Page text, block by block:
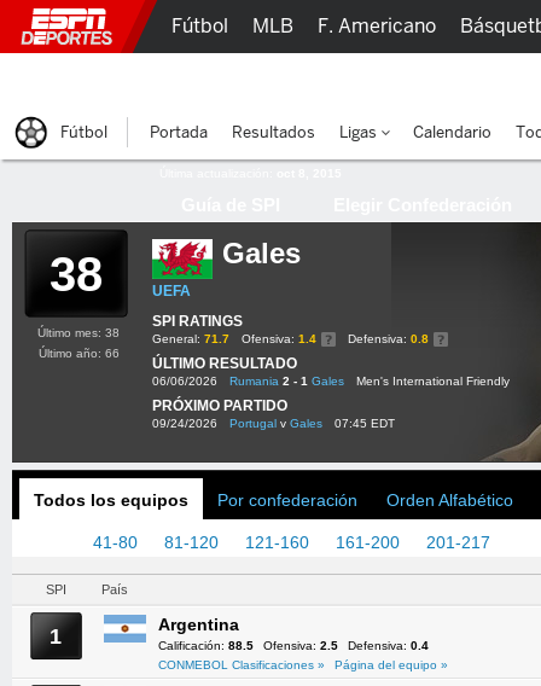
38 Gales
UEFA
SPI RATINGS
General: 71.7 Ofensiva: 1.4 Defensiva: 0.8
ÚLTIMO RESULTADO
06/06/2026 Rumania 2 - 1 Gales Men's International Friendly
PRÓXIMO PARTIDO
09/24/2026 Portugal v Gales 07:45 EDT
Último mes: 38
Último año: 66
Todos los equipos Por confederación Orden Alfabético
41-80 81-120 121-160 161-200 201-217
SPI País
1 Argentina
Calificación: 88.5 Ofensiva: 2.5 Defensiva: 0.4
CONMEBOL Clasificaciones »
Página del equipo »
Fútbol MLB F. Americano
Fútbol Portada Resultados Ligas Calendario